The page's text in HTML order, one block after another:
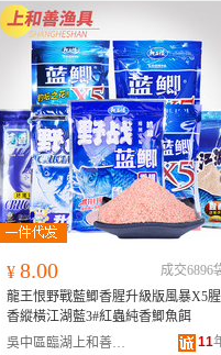
¥ 8.00
成交6896
龍王恨野戰藍鯽香腥升級版風暴X5腥
香縱橫江湖藍3#紅蟲純香鯽魚餌
吳中區臨湖上和善漁具店
11